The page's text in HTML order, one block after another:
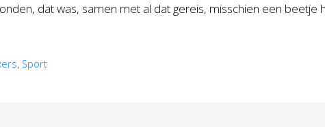
dat was, samen met al dat gereis, misschien een beetje
, Sport